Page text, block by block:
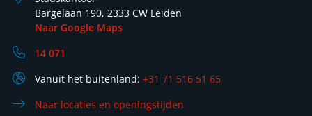
Bargelaan 190, 2333 CW Leiden
Naar Google Maps
14 071
Vanuit het buitenland: +31 71 516 51 65
Naar locaties en openingstijden